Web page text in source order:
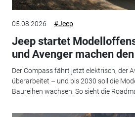
05.08.2026 #Jeep
Jeep startet
und Avenger machen
Der Compass fährt jetzt elektrisch, der
überarbeitet – und bis 2030 soll die
Baureihen wachsen. So sieht die